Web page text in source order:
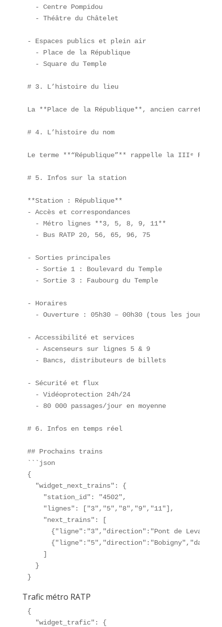
  - Centre Pompidou
  - Théâtre du Châtelet
- Espaces publics et plein air
  - Place de la République
  - Square du Temple
# 3. L’histoire du lieu
La **Place de la République**, ancien carrefour
# 4. L’histoire du nom
Le terme **“République”** rappelle la IIIᵉ
# 5. Infos sur la station
**Station : République**
- Accès et correspondances
  - Métro lignes **3, 5, 8, 9, 11**
  - Bus RATP 20, 56, 65, 96, 75
- Sorties principales
  - Sortie 1 : Boulevard du Temple
  - Sortie 3 : Faubourg du Temple
- Horaires
  - Ouverture : 05h30 – 00h30 (tous les jours)
- Accessibilité et services
  - Ascenseurs sur lignes 5 & 9
  - Bancs, distributeurs de billets
- Sécurité et flux
  - Vidéoprotection 24h/24
  - 80 000 passages/jour en moyenne
# 6. Infos en temps réel
## Prochains trains
```json
{
  "widget_next_trains": {
    "station_id": "4502",
    "lignes": ["3","5","8","9","11"],
    "next_trains": [
{"ligne":"3","direction":"Pont de
    ]
  }
}
Trafic métro RATP
{
  "widget_trafic": {